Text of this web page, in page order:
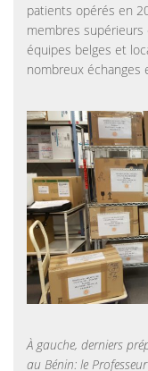
patients opérés en
membres
équipes belges et
nombreux échanges
À gauche, derniers
au Bénin: le